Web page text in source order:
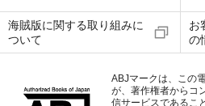
海賊版に関する取り組みに
ついて
お
の
ABJマークは、この
が、著作権者からコ
信サービスであるこ